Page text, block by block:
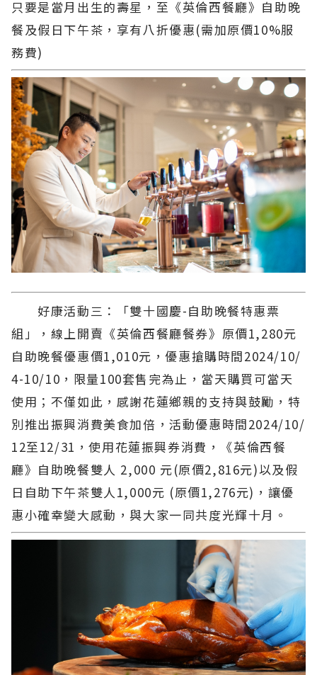
只要是當月出生的壽星，至《英倫西餐廳》自助晚
餐及假日下午茶，享有八折優惠(需加原價10%服
務費)
好康活動三：「雙十國慶-自助晚餐特惠票
組」，線上開賣《英倫西餐廳餐券》原價1,280元
自助晚餐優惠價1,010元，優惠搶購時間2024/10/
4-10/10，限量100套售完為止，當天購買可當天
使用；不僅如此，感謝花蓮鄉親的支持與鼓勵，特
別推出振興消費美食加倍，活動優惠時間2024/10/
12至12/31，使用花蓮振興券消費，《英倫西餐
廳》自助晚餐雙人 2,000 元(原價2,816元)以及假
日自助下午茶雙人1,000元 (原價1,276元)，讓優
惠小確幸變大感動，與大家一同共度光輝十月。